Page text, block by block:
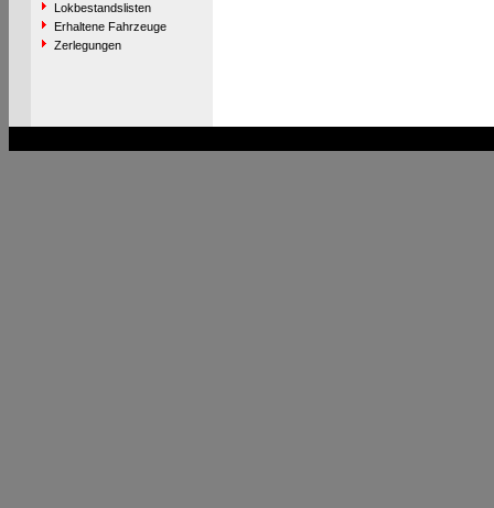
Lokbestandslisten
Erhaltene Fahrzeuge
Zerlegungen